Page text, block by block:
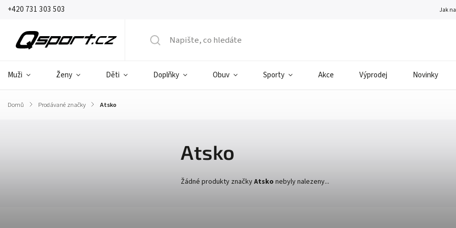
+420 731 303 503 Jak
Muži Ženy Děti Doplňky Obuv Sporty Akce Výprodej Novinky
Domů / Prodávané značky / Atsko
Atsko
Žádné produkty značkyAtsko nebyly nalezeny...